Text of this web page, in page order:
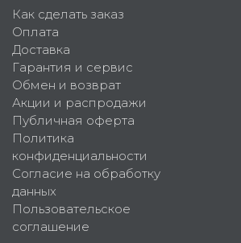
Как сделать заказ
Оплата
Доставка
Гарантия и сервис
Обмен и возврат
Акции и распродажи
Публичная оферта
Политика
конфиденциальности
Согласие на обработку
данных
Пользовательское
соглашение